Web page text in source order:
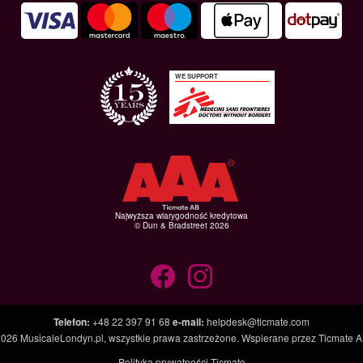
WE SUPPORT
Najwyższa wiarygodność kredytowa
© Dun & Bradstreet 2026
Telefon: +48 22 397 91 68 e-mail: helpdesk@ticmate.com
MusicaleLondyn.pl, wszystkie prawa zastrzeżone. Wspierane przezTicmate